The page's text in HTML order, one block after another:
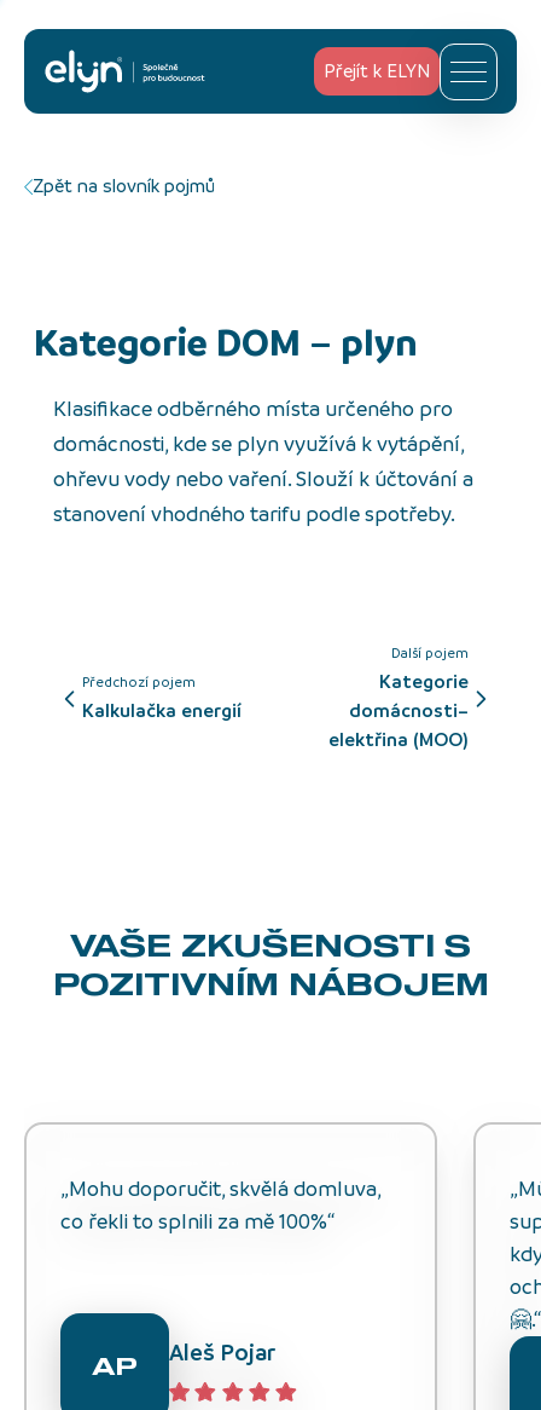
Přejít k ELYN
Zpět na slovník pojmů
Kategorie DOM – plyn
Klasifikace odběrného místa určeného pro
domácnosti, kde se plyn využívá k vytápění,
ohřevu vody nebo vaření. Slouží k účtování a
stanovení vhodného tarifu podle spotřeby.
Předchozí pojem
kalkulačka energií
Další pojem
Kategorie
domácnosti–
elektřina (MOO)
VAŠE ZKUŠENOSTI S
POZITIVNÍM NÁBOJEM
„Mohu doporučit, skvělá domluva,
co řekli to splnili za mě 100%“
AP Aleš Pojar